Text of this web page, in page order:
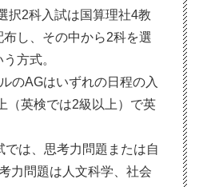
択2科入試は国算理社4教
し、その中から2科を選
方式。
のAGはいずれの日程の入
（英検では2級以上）で英
では、思考力問題または自
力問題は人文科学、社会